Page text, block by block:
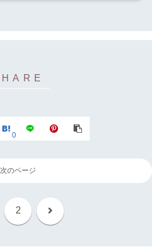
0
次のページ
2 次